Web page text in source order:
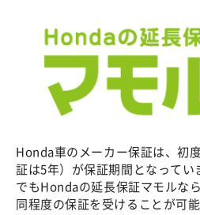
Honda車のメーカー保証は、初
証は5年）が保証期間となってい
でもHondaの延長保証マモルな
同程度の保証を受けることが可